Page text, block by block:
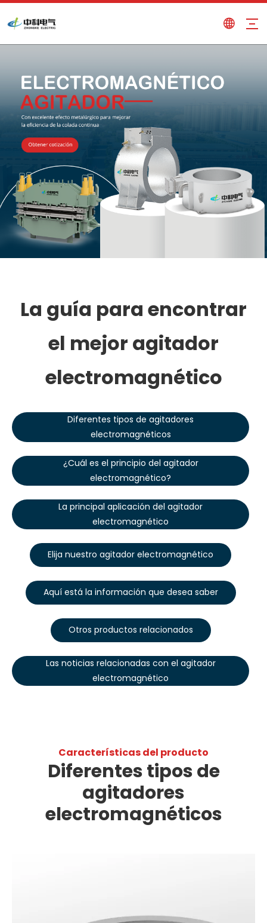
La guía para encontrar
el mejor agitador
electromagnético
Diferentes tipos de agitadores
electromagnéticos
¿Cuál es el principio del agitador
electromagnético?
La principal aplicación del agitador
electromagnético
Elija nuestro agitador electromagnético
Aquí está la información que desea saber
Otros productos relacionados
Las noticias relacionadas con el agitador
electromagnético
Características del producto
Diferentes tipos de
agitadores
electromagnéticos